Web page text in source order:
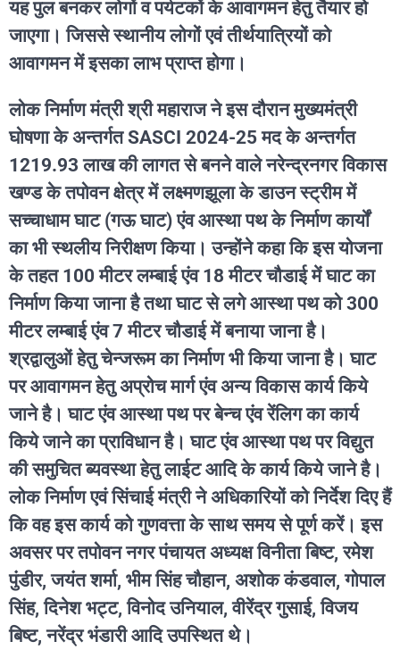
यह पुल बनकर लोगों व पर्यटकों के आवागमन हेतु तैयार हो
जाएगा। जिससे स्थानीय लोगों एवं तीर्थयात्रियों को
आवागमन में इसका लाभ प्राप्त होगा।
लोक निर्माण मंत्री श्री महाराज ने इस दौरान मुख्यमंत्री
घोषणा के अन्तर्गत SASCI 2024-25 मद के अन्तर्गत
1219.93 लाख की लागत से बनने वाले नरेन्द्रनगर विकास
खण्ड के तपोवन क्षेत्र में लक्ष्मणझूला के डाउन स्ट्रीम में
सच्चाधाम घाट (गऊ घाट) एंव आस्था पथ के निर्माण कार्यों
का भी स्थलीय निरीक्षण किया। उन्होंने कहा कि इस योजना
के तहत 100 मीटर लम्बाई एंव 18 मीटर चौडाई में घाट का
निर्माण किया जाना है तथा घाट से लगे आस्था पथ को 300
मीटर लम्बाई एंव 7 मीटर चौडाई में बनाया जाना है।
श्रद्वालुओं हेतु चेन्जरूम का निर्माण भी किया जाना है। घाट
पर आवागमन हेतु अप्रोच मार्ग एंव अन्य विकास कार्य किये
जाने है। घाट एंव आस्था पथ पर बेन्च एंव रेंलिग का कार्य
किये जाने का प्राविधान है। घाट एंव आस्था पथ पर विद्युत
की समुचित ब्यवस्था हेतु लाईट आदि के कार्य किये जाने है।
लोक निर्माण एवं सिंचाई मंत्री ने अधिकारियों को निर्देश दिए हैं
कि वह इस कार्य को गुणवत्ता के साथ समय से पूर्ण करें। इस
अवसर पर तपोवन नगर पंचायत अध्यक्ष विनीता बिष्ट, रमेश
पुंडीर, जयंत शर्मा, भीम सिंह चौहान, अशोक कंडवाल, गोपाल
सिंह, दिनेश भट्ट, विनोद उनियाल, वीरेंद्र गुसाई, विजय
बिष्ट, नरेंद्र भंडारी आदि उपस्थित थे।